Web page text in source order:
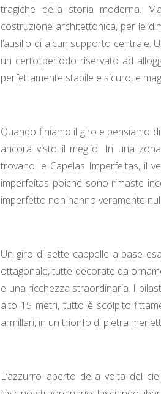
tragiche della storia moderna.
costruzione architettonica, per le
l’ausilio di alcun supporto
un certo periodo riservato ad
perfettamente stabile e sicuro, e
Quando finiamo il giro e pensiamo
ancora visto il meglio. In una
trovano le Capelas Imperfeitas, il
imperfeitas poiché sono rimaste
imperfetto non hanno veramente
Un giro di sette cappelle a base
ottagonale, tutte decorate da
e una ricchezza straordinaria. I
alto 15 metri, tutto è scolpito
armillari, in un trionfo di pietra
L’azzurro aperto della volta del